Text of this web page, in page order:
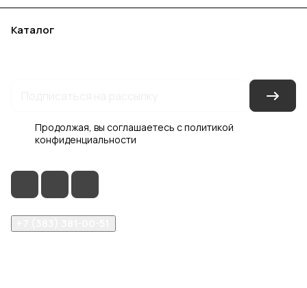
Каталог
Продолжая, вы соглашаетесь сполитикой
конфиденциальности